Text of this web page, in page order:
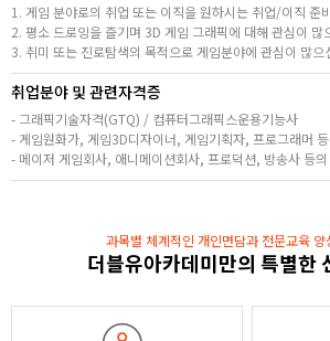
1. 게임 분야로의 취업 또는 이직을 원하시는 취업/이직 준
2. 평소 드로잉을 즐기며 3D 게임 그래픽에 대해 관심이 많
3. 취미 또는 진로탐색의 목적으로 게임분야에 관심이 많으
취업분야 및 관련자격증
- 그래픽기술자격(GTQ) / 컴퓨터그래픽스운용기능사
- 게임원화가, 게임3D디자이너, 게임기획자, 프로그래머 등
- 메이저 게임회사, 애니메이션회사, 프로덕션, 방송사 등
과목별 체계적인 개인면담과 전문교육 양
더블유아카데미만의 특별한